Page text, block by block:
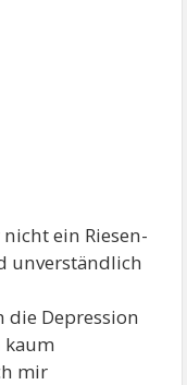
ein Riesen-
unverständlich
die Depression
mir